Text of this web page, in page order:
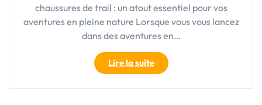
chaussures de trail : un atout essentiel pour vos
aventures en pleine nature Lorsque vous vous lancez
dans des aventures en…
Lire la suite"Choisir
la
bonne